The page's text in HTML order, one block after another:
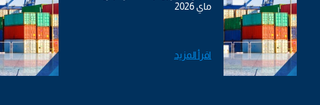
ماي 2026
اقرأ المزيد